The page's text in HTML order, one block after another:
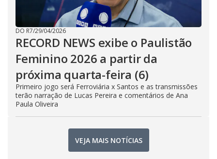
DO R7/29/04/2026
RECORD NEWS exibe o Paulistão
Feminino 2026 a partir da
próxima quarta-feira (6)
Primeiro jogo será Ferroviária x Santos e as transmissões
terão narração de Lucas Pereira e comentários de Ana
Paula Oliveira
VEJA MAIS NOTÍCIAS